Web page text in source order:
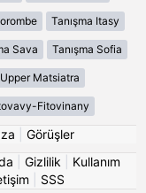
Tanışma Itasy
Sava Tanışma Sofia
Upper Matsiatra
Fitovinany
Görüşler
Gizlilik
Kullanım
SSS